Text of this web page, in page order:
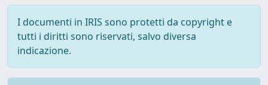
I documenti in IRIS sono protetti da copyright e
tutti i diritti sono riservati, salvo diversa
indicazione.